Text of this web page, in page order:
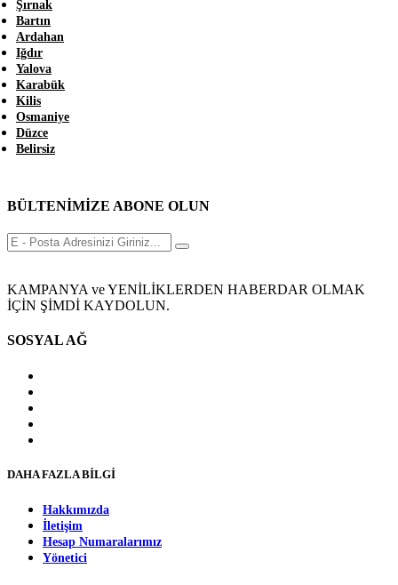
Şırnak
Bartın
Ardahan
Iğdır
Yalova
Karabük
Kilis
Osmaniye
Düzce
Belirsiz
BÜLTENİMİZE ABONE OLUN
KAMPANYA ve YENİLİKLERDEN HABERDAR OLMAK
İÇİN ŞİMDİ KAYDOLUN.
SOSYAL AĞ
DAHA FAZLA BİLGİ
Hakkımızda
İletişim
Hesap Numaralarımız
Yönetici